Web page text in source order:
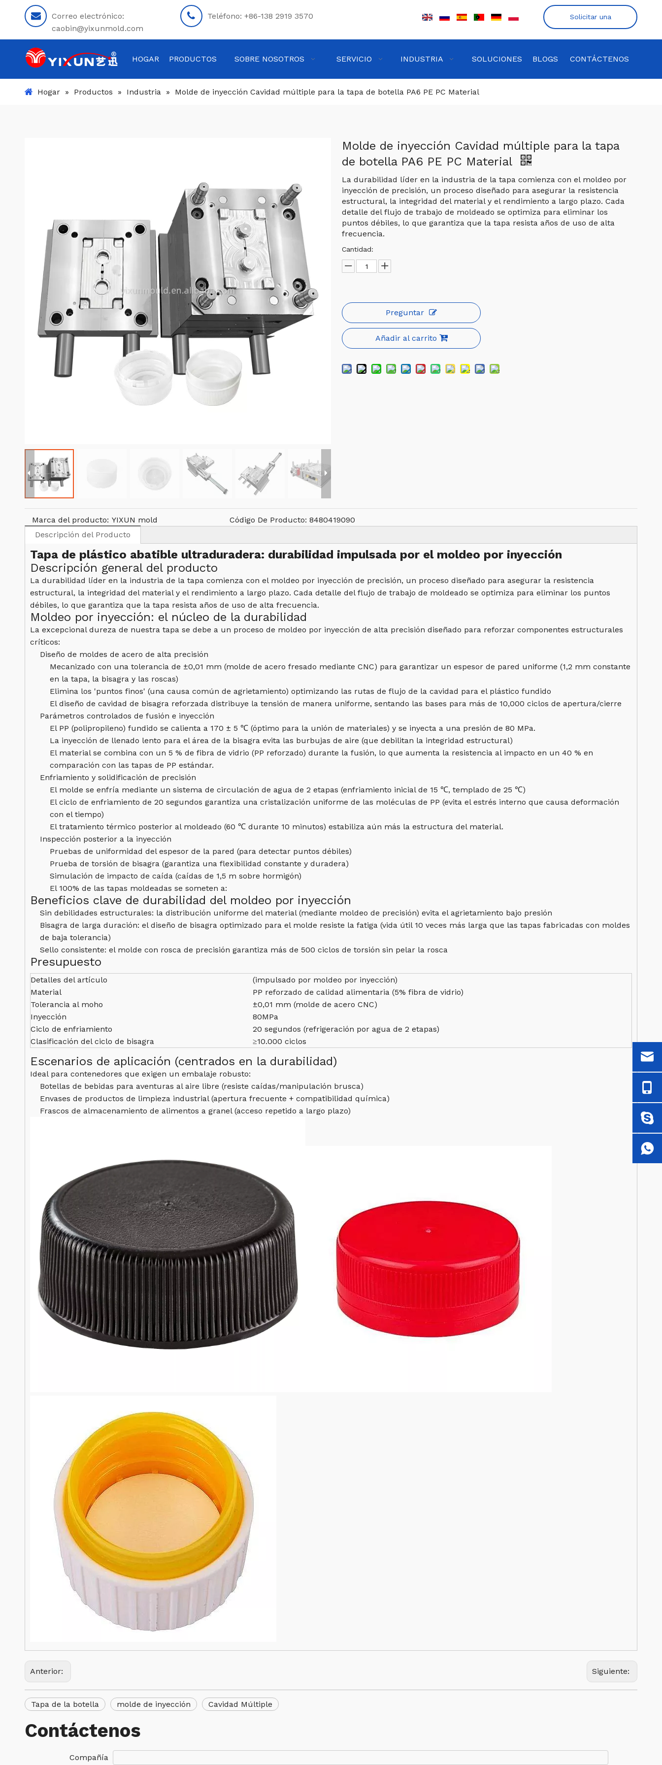
Correo electrónico:
caobin@yixunmold.com
Teléfono: +86-138 2919 3570 Solicitar una
cotización
HOGAR PRODUCTOS SOBRE NOSOTROS SERVICIO INDUSTRIA SOLUCIONES BLOGS CONTÁCTENOS
Hogar » Productos » Industria » Molde de inyección Cavidad múltiple para la tapa de botella PA6 PE PC Material
Molde de inyección Cavidad múltiple para la tapa
de botella PA6 PE PC Material
La durabilidad líder en la industria de la tapa comienza con el moldeo por
inyección de precisión, un proceso diseñado para asegurar la resistencia
estructural, la integridad del material y el rendimiento a largo plazo. Cada
detalle del flujo de trabajo de moldeado se optimiza para eliminar los
puntos débiles, lo que garantiza que la tapa resista años de uso de alta
frecuencia.
Cantidad:
Preguntar
Añadir al carrito
Marca del producto: YIXUN mold Código De Producto: 8480419090
Descripción del Producto
Tapa de plástico abatible ultraduradera: durabilidad impulsada por el moldeo por inyección
Descripción general del producto
La durabilidad líder en la industria de la tapa comienza con el moldeo por inyección de precisión, un proceso diseñado para asegurar la resistencia
estructural, la integridad del material y el rendimiento a largo plazo. Cada detalle del flujo de trabajo de moldeado se optimiza para eliminar los puntos
débiles, lo que garantiza que la tapa resista años de uso de alta frecuencia.
Moldeo por inyección: el núcleo de la durabilidad
La excepcional dureza de nuestra tapa se debe a un proceso de moldeo por inyección de alta precisión diseñado para reforzar componentes estructurales
críticos:
Diseño de moldes de acero de alta precisión
Mecanizado con una tolerancia de ±0,01 mm (molde de acero fresado mediante CNC) para garantizar un espesor de pared uniforme (1,2 mm constante
en la tapa, la bisagra y las roscas)
Elimina los 'puntos finos' (una causa común de agrietamiento) optimizando las rutas de flujo de la cavidad para el plástico fundido
El diseño de cavidad de bisagra reforzada distribuye la tensión de manera uniforme, sentando las bases para más de 10,000 ciclos de apertura/cierre
Parámetros controlados de fusión e inyección
El PP (polipropileno) fundido se calienta a 170 ± 5 ℃ (óptimo para la unión de materiales) y se inyecta a una presión de 80 MPa.
La inyección de llenado lento para el área de la bisagra evita las burbujas de aire (que debilitan la integridad estructural)
El material se combina con un 5 % de fibra de vidrio (PP reforzado) durante la fusión, lo que aumenta la resistencia al impacto en un 40 % en
comparación con las tapas de PP estándar.
Enfriamiento y solidificación de precisión
El molde se enfría mediante un sistema de circulación de agua de 2 etapas (enfriamiento inicial de 15 ℃, templado de 25 ℃)
El ciclo de enfriamiento de 20 segundos garantiza una cristalización uniforme de las moléculas de PP (evita el estrés interno que causa deformación
con el tiempo)
El tratamiento térmico posterior al moldeado (60 ℃ durante 10 minutos) estabiliza aún más la estructura del material.
Inspección posterior a la inyección
Pruebas de uniformidad del espesor de la pared (para detectar puntos débiles)
Prueba de torsión de bisagra (garantiza una flexibilidad constante y duradera)
Simulación de impacto de caída (caídas de 1,5 m sobre hormigón)
El 100% de las tapas moldeadas se someten a:
Beneficios clave de durabilidad del moldeo por inyección
Sin debilidades estructurales: la distribución uniforme del material (mediante moldeo de precisión) evita el agrietamiento bajo presión
Bisagra de larga duración: el diseño de bisagra optimizado para el molde resiste la fatiga (vida útil 10 veces más larga que las tapas fabricadas con moldes
de baja tolerancia)
Sello consistente: el molde con rosca de precisión garantiza más de 500 ciclos de torsión sin pelar la rosca
Presupuesto
Detalles del artículo
(impulsado por moldeo por inyección)
Material
PP reforzado de calidad alimentaria (5% fibra de vidrio)
Tolerancia al moho
±0,01 mm (molde de acero CNC)
Inyección
80MPa
Ciclo de enfriamiento
20 segundos (refrigeración por agua de 2 etapas)
Clasificación del ciclo de bisagra
≥10.000 ciclos
Escenarios de aplicación (centrados en la durabilidad)
Ideal para contenedores que exigen un embalaje robusto:
Botellas de bebidas para aventuras al aire libre (resiste caídas/manipulación brusca)
Envases de productos de limpieza industrial (apertura frecuente + compatibilidad química)
Frascos de almacenamiento de alimentos a granel (acceso repetido a largo plazo)
Anterior: Siguiente:
Tapa de la botella molde de inyección Cavidad Múltiple
Contáctenos
Compañía